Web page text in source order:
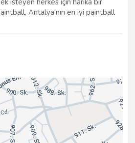
Antalya'nın en iyi paintball